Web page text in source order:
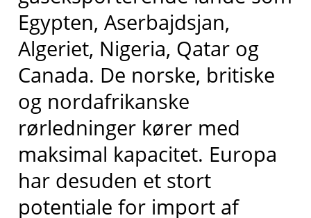
Egypten, Aserbajdsjan,
Algeriet, Nigeria, Qatar og
Canada. De norske, britiske
og nordafrikanske
rørledninger kører med
maksimal kapacitet. Europa
har desuden et stort
potentiale for import af